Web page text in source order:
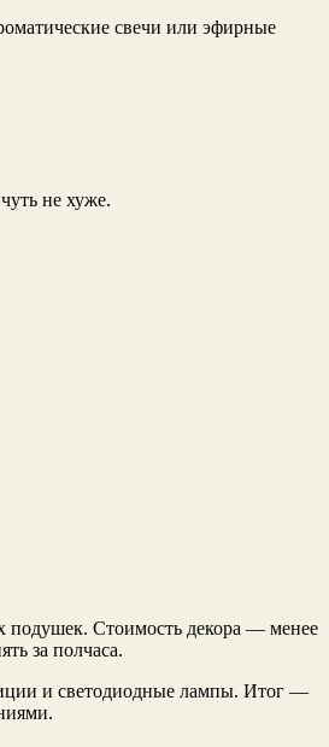
свечи или эфирные
не хуже.
подушек. Стоимость декора — менее
за полчаса.
и светодиодные лампы. Итог —